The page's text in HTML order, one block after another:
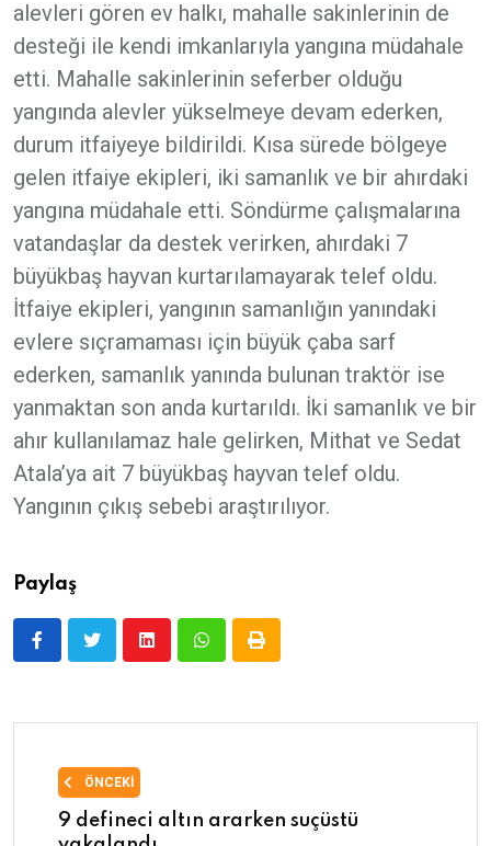
alevleri gören ev halkı, mahalle sakinlerinin de
desteği ile kendi imkanlarıyla yangına müdahale
etti. Mahalle sakinlerinin seferber olduğu
yangında alevler yükselmeye devam ederken,
durum itfaiyeye bildirildi. Kısa sürede bölgeye
gelen itfaiye ekipleri, iki samanlık ve bir ahırdaki
yangına müdahale etti. Söndürme çalışmalarına
vatandaşlar da destek verirken, ahırdaki 7
büyükbaş hayvan kurtarılamayarak telef oldu.
İtfaiye ekipleri, yangının samanlığın yanındaki
evlere sıçramaması için büyük çaba sarf
ederken, samanlık yanında bulunan traktör ise
yanmaktan son anda kurtarıldı. İki samanlık ve bir
ahır kullanılamaz hale gelirken, Mithat ve Sedat
Atala’ya ait 7 büyükbaş hayvan telef oldu.
Yangının çıkış sebebi araştırılıyor.
Paylaş
ÖNCEKI
9 defineci altın ararken suçüstü